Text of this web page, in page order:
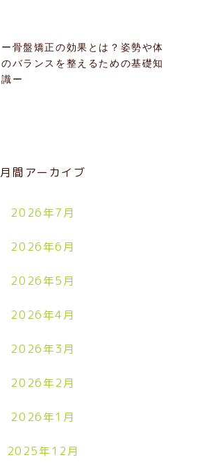
ー骨盤矯正の効果とは？姿勢や体
のバランスを整えるための基礎知
識ー
月間アーカイブ
2026年7月
2026年6月
2026年5月
2026年4月
2026年3月
2026年2月
2026年1月
2025年12月